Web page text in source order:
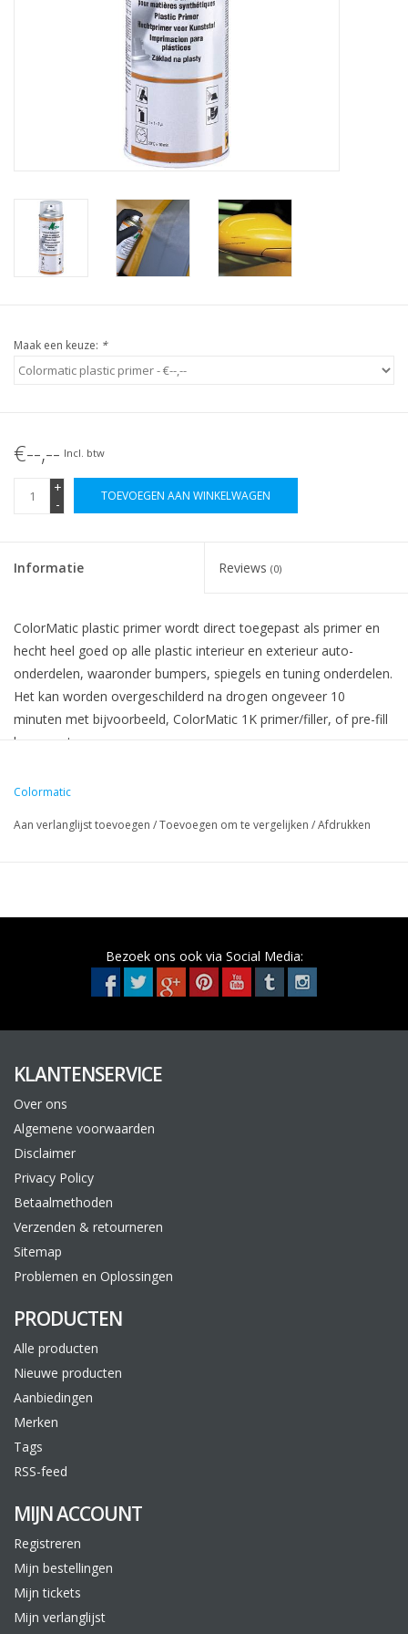
Maak een keuze: *
€--,-- Incl. btw
+
-
TOEVOEGEN AAN WINKELWAGEN
Informatie Reviews (0)
ColorMatic plastic primer wordt direct toegepast als primer en
hecht heel goed op alle plastic interieur en exterieur auto-
onderdelen, waaronder bumpers, spiegels en tuning onderdelen.
Het kan worden overgeschilderd na drogen ongeveer 10
minuten met bijvoorbeeld, ColorMatic 1K primer/filler, of pre-fill
base coat.
De ColorMatic plastic primer is geschikt voor de meeste auto-en
Colormatic
Aan verlanglijst toevoegen /Toevoegen om te vergelijken /Afdrukken
Bezoek ons ook via Social Media:
KLANTENSERVICE
Over ons
Algemene voorwaarden
Disclaimer
Privacy Policy
Betaalmethoden
Verzenden & retourneren
Sitemap
Problemen en Oplossingen
PRODUCTEN
Alle producten
Nieuwe producten
Aanbiedingen
Merken
Tags
RSS-feed
MIJN ACCOUNT
Registreren
Mijn bestellingen
Mijn tickets
Mijn verlanglijst